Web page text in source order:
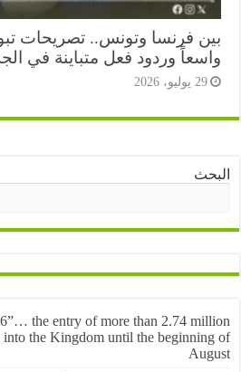
فرنسا وتونس.. تصريحات تبون
وردود فعل متباينة في الجزائر
2026”… the entry of more than 2.74
into the Kingdom until the